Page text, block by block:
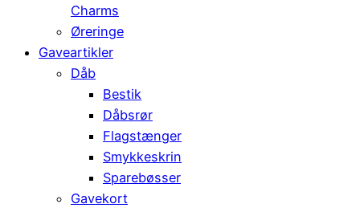
Charms
Øreringe
Gaveartikler
Dåb
Bestik
Dåbsrør
Flagstænger
Smykkeskrin
Sparebøsser
Gavekort